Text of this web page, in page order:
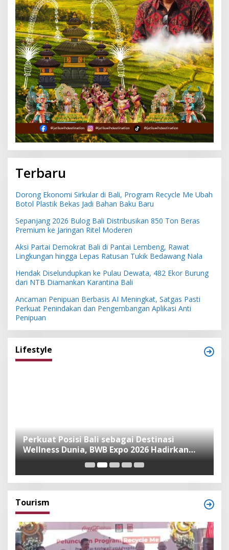
Terbaru
Dorong Ekonomi Sirkular di Bali, Program Recycle Me Ubah
Botol Plastik Bekas Jadi Bahan Baku Baru
Sepanjang 2026 Bulog Bali Distribusikan 850 Ton Beras
Premium ke Jaringan Ritel Moderen
Aksi Partai Demokrat Bali di Pantai Lembeng, Rawat
Lingkungan hingga Lepas Ratusan Tukik Bedawang Nala
Hendak Diselundupkan ke Pulau Dewata, 482 Ekor Burung
dari NTB Diamankan Karantina Bali
Ancaman Penipuan Berbasis AI Meningkat, Satgas Pasti
Perkuat Penindakan dan Pengembangan Aplikasi Anti
Penipuan
Lifestyle
Perkuat Posisi Bali sebagai Destinasi
Wellness Dunia, BWB Expo 2026 Hadirkan
Exhibitor Nasional dan Global
Tourism